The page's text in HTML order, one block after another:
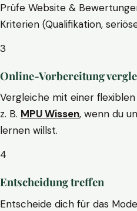
Prüfe Website &
Kriterien (Qualifikation,
3
Online-Vorbereitung
Vergleiche mit einer
z. B. MPU Wissen, wenn du
lernen willst.
4
Entscheidung treffen
Entscheide dich für das